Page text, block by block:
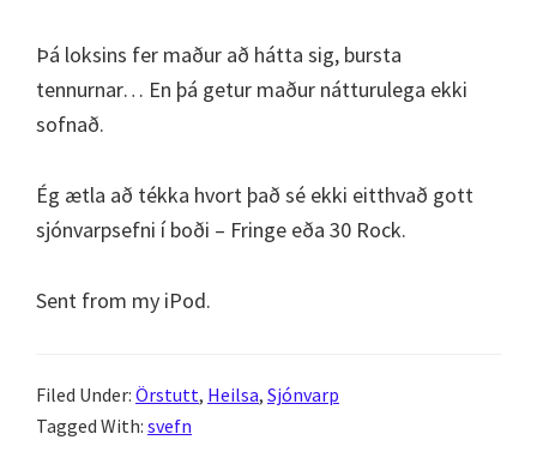
Þá loksins fer maður að hátta sig, bursta
tennurnar… En þá getur maður nátturulega ekki
sofnað.
Ég ætla að tékka hvort það sé ekki eitthvað gott
sjónvarpsefni í boði – Fringe eða 30 Rock.
Sent from my iPod.
Filed Under: Örstutt, Heilsa, Sjónvarp
Tagged With: svefn